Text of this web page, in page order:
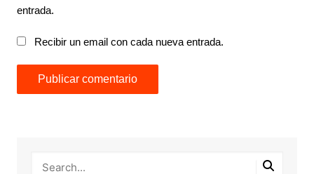
entrada.
Recibir un email con cada nueva entrada.